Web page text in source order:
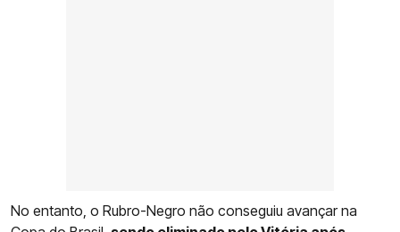
No entanto, o Rubro-Negro não conseguiu avançar na